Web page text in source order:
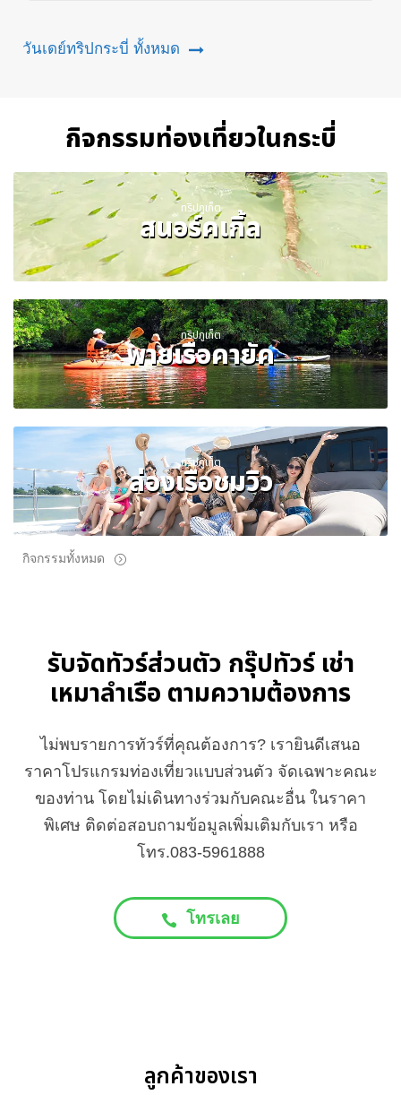
วันเดย์ทริปกระบี่ ทั้งหมด
กิจกรรมท่องเที่ยวในกระบี่
ทริปภูเก็ต
สนอร์คเกิ้ล
ทริปภูเก็ต
พายเรือคายัค
ทริปภูเก็ต
ล่องเรือชมวิว
กิจกรรมทั้งหมด
รับจัดทัวร์ส่วนตัว กรุ๊ปทัวร์ เช่า
เหมาลำเรือ ตามความต้องการ
ไม่พบรายการทัวร์ที่คุณต้องการ? เรายินดีเสนอ
ราคาโปรแกรมท่องเที่ยวแบบส่วนตัว จัดเฉพาะคณะ
ของท่าน โดยไม่เดินทางร่วมกับคณะอื่น ในราคา
พิเศษ ติดต่อสอบถามข้อมูลเพิ่มเติมกับเรา หรือ
โทร.083-5961888
โทรเลย
ลูกค้าของเรา